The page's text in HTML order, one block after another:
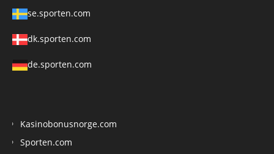
se.sporten.com
dk.sporten.com
de.sporten.com
Kasinobonusnorge.com
Sporten.com